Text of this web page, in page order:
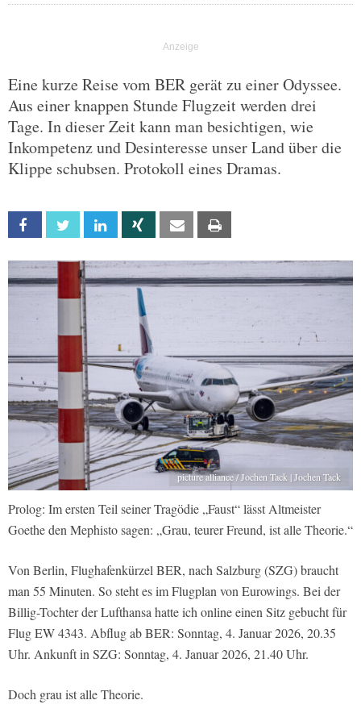
Eine kurze Reise vom BER gerät zu einer Odyssee.
Aus einer knappen Stunde Flugzeit werden drei
Tage. In dieser Zeit kann man besichtigen, wie
Inkompetenz und Desinteresse unser Land über die
Klippe schubsen. Protokoll eines Dramas.
Facebook Twitter Linkedin Xing Email
picture alliance / Jochen Tack | Jochen Tack
Prolog: Im ersten Teil seiner Tragödie „Faust“ lässt Altmeister
Goethe den Mephisto sagen: „Grau, teurer Freund, ist alle Theorie.“
Von Berlin, Flughafenkürzel BER, nach Salzburg (SZG) braucht
man 55 Minuten. So steht es im Flugplan von Eurowings. Bei der
Billig-Tochter der Lufthansa hatte ich online einen Sitz gebucht für
Flug EW 4343. Abflug ab BER: Sonntag, 4. Januar 2026, 20.35
Uhr. Ankunft in SZG: Sonntag, 4. Januar 2026, 21.40 Uhr.
Doch grau ist alle Theorie.